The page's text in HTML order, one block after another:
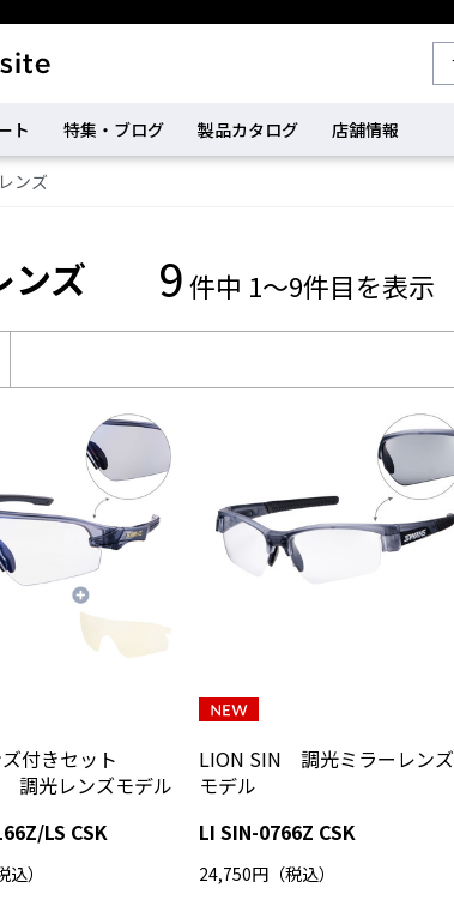
ト 特集・ブログ 製品カタログ 店舗情報
ンズ
ンズ 9件中 1～9件目を表示
付きセット
調光レンズモデル
LS CSK
）
LION SIN 調光ミラーレンズ
モデル
LI SIN-0766Z CSK
24,750円（税込）